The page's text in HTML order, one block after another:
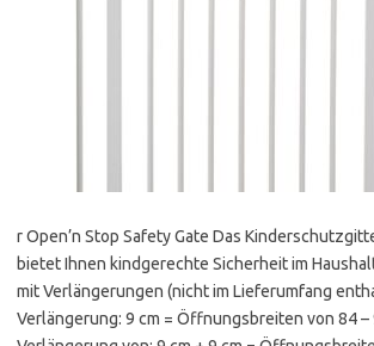
r Open’n Stop Safety Gate Das
bietet Ihnen kindgerechte Sicherheit im
mit Verlängerungen (nicht im Lieferumfang
Verlängerung: 9 cm = Öffnungsbreiten von 84 –